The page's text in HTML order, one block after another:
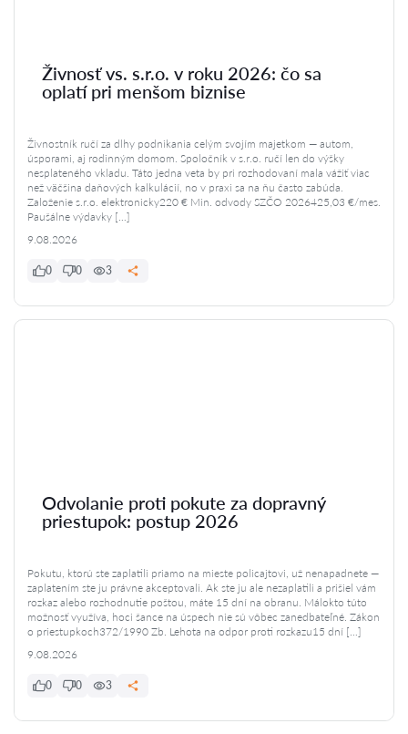
Živnosť vs. s.r.o. v roku 2026: čo sa
oplatí pri menšom biznise
Živnostník ručí za dlhy podnikania celým svojím majetkom — autom,
úsporami, aj rodinným domom. Spoločník v s.r.o. ručí len do výšky
nesplateného vkladu. Táto jedna veta by pri rozhodovaní mala vážiť viac
než väčšina daňových kalkulácií, no v praxi sa na ňu často zabúda.
Založenie s.r.o. elektronicky220 € Min. odvody SZČO 2026425,03 €/mes.
Paušálne výdavky […]
9.08.2026
0 0 3
Odvolanie proti pokute za dopravný
priestupok: postup 2026
Pokutu, ktorú ste zaplatili priamo na mieste policajtovi, už nenapadnete —
zaplatením ste ju právne akceptovali. Ak ste ju ale nezaplatili a prišiel vám
rozkaz alebo rozhodnutie poštou, máte 15 dní na obranu. Málokto túto
možnosť využíva, hoci šance na úspech nie sú vôbec zanedbateľné. Zákon
o priestupkoch372/1990 Zb. Lehota na odpor proti rozkazu15 dní […]
9.08.2026
0 0 3